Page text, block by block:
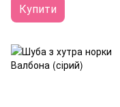
Купити